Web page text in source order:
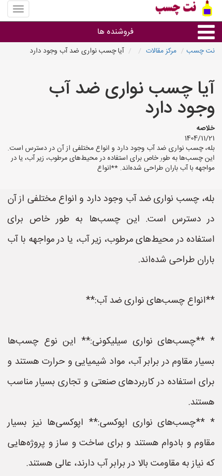
منوی
سایت
چسب
فروشنده ها
استان ها
نت چسب مرکز مقالات آیا چسب نواری ضد آب وجود دارد
آیا چسب نواری ضد آب
وجود دارد
خلاصه
1404/11/21
بله، چسب نواری ضد آب وجود دارد و انواع مختلفی از آن در دسترس است.
این چسب‌ها به طور خاص برای استفاده در محیط‌های مرطوب، زیر آب، یا در
مواجهه با آب باران طراحی شده‌اند. **انواع
بله، چسب نواری ضد آب وجود دارد و انواع مختلفی از آن
در دسترس است. این چسب‌ها به طور خاص برای
استفاده در محیط‌های مرطوب، زیر آب، یا در مواجهه با آب
باران طراحی شده‌اند.
**انواع چسب‌های نواری ضد آب:**
* **چسب‌های نواری سیلیکونی:** این نوع چسب‌ها
بسیار مقاوم در برابر آب، مواد شیمیایی و حرارت هستند و
برای استفاده در کاربردهای صنعتی و تجاری بسیار مناسب
هستند.
* **چسب‌های نواری اپوکسی:** اپوکسی‌ها نیز بسیار
مقاوم و بادوام هستند و برای ساخت و ساز و پروژه‌هایی
که نیاز به مقاومت بالا در برابر آب دارند، عالی هستند.